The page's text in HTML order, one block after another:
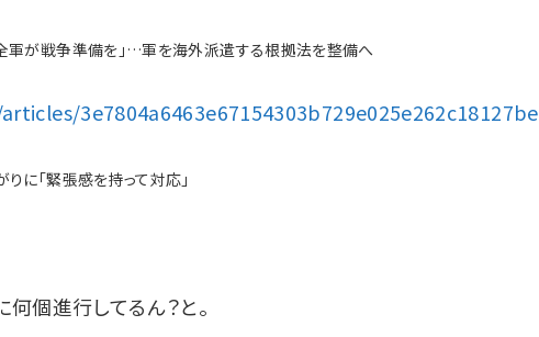
軍が戦争準備を」…軍を海外派遣する根拠法を整備へ
3e7804a6463e67154303b729e025e262c18127be
に「緊張感を持って対応」
何個進行してるん？と。